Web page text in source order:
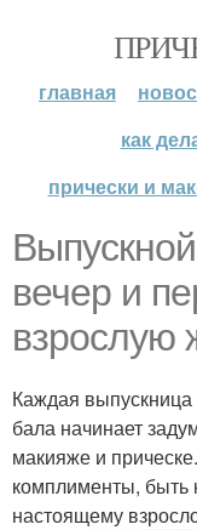
главная
как
прически и
вечер и
взрослую
Каждая выпускница
бала начинает
макияже и
комплименты, быть
настоящему